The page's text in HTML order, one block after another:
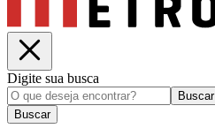
Digite sua busca
Buscar
Buscar